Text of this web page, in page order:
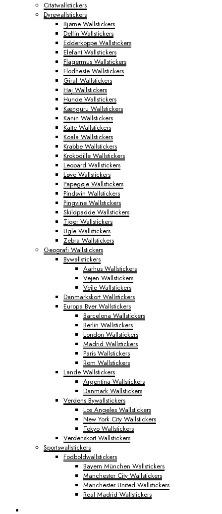
Citatwallstickers
Dyrewallstickers
Bjørne Wallstickers
Delfin Wallstickers
Edderkoppe Wallstickers
Elefant Wallstickers
Flagermus Wallstickers
Flodheste Wallstickers
Giraf Wallstickers
Haj Wallstickers
Hunde Wallstickers
Kænguru Wallstickers
Kanin Wallstickers
Katte Wallstickers
Koala Wallstickers
Krabbe Wallstickers
Krokodille Wallstickers
Leopard Wallstickers
Løve Wallstickers
Papegøje Wallstickers
Pindsvin Wallstickers
Pingvine Wallstickers
Skildpadde Wallstickers
Tiger Wallstickers
Ugle Wallstickers
Zebra Wallstickers
Geografi Wallstickers
Bywallstickers
Aarhus Wallstickers
Vejen Wallstickers
Vejle Wallstickers
Danmarkskort Wallstickers
Europa Byer Wallstickers
Barcelona Wallstickers
Berlin Wallstickers
London Wallstickers
Madrid Wallstickers
Paris Wallstickers
Rom Wallstickers
Lande Wallstickers
Argentina Wallstickers
Danmark Wallstickers
Verdens Bywallstickers
Los Angeles Wallstickers
New York City Wallstickers
Tokyo Wallstickers
Verdenskort Wallstickers
Sportswallstickers
Fodboldwallstickers
Bayern München Wallstickers
Manchester City Wallstickers
Manchester United Wallstickers
Real Madrid Wallstickers